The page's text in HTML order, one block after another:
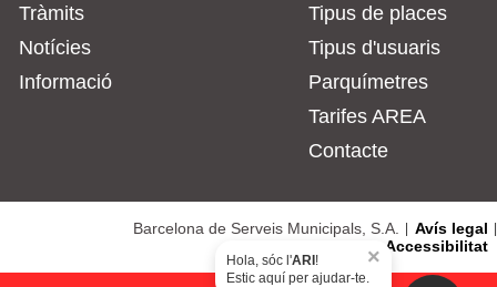
Tràmits
Notícies
Informació
Tipus de places
Tipus d'usuaris
Parquímetres
Tarifes AREA
Contacte
Barcelona de Serveis Municipals, S.A.
Avís legal
Accessibilitat
×
Hola, sóc l'ARI !
Estic aquí per ajudar-te.